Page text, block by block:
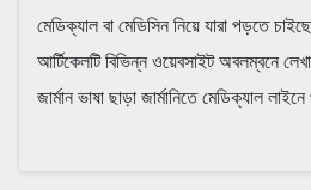
মেডিক্যাল বা মেডিসিন নিয়ে যারা পড়তে
আর্টিকেলটি বিভিন্ন ওয়েবসাইট অবলম্বনে
জার্মান ভাষা ছাড়া জার্মানিতে মেডিক্যাল